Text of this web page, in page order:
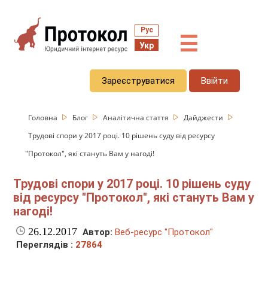
Рус
Укр ☰
Зареєструватися Ввійти
Головна Блог Аналітична стаття
Дайджести
Трудові спори у 2017 році. 10 рішень суду від ресурсу
"Протокол", які стануть Вам у нагоді!
Трудові спори у 2017 році. 10 рішень суду
від ресурсу "Протокол", які стануть Вам у
нагоді!
26.12.2017 Автор: Веб-ресурс "Протокол"
Переглядів : 27864